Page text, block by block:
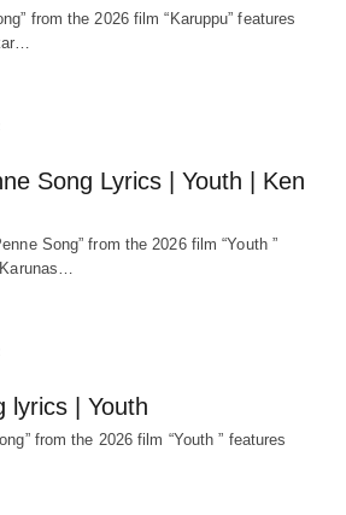
from the 2026 film “Karuppu” features
Song Lyrics | Youth | Ken
Song” from the 2026 film “Youth ”
lyrics | Youth
from the 2026 film “Youth ” features